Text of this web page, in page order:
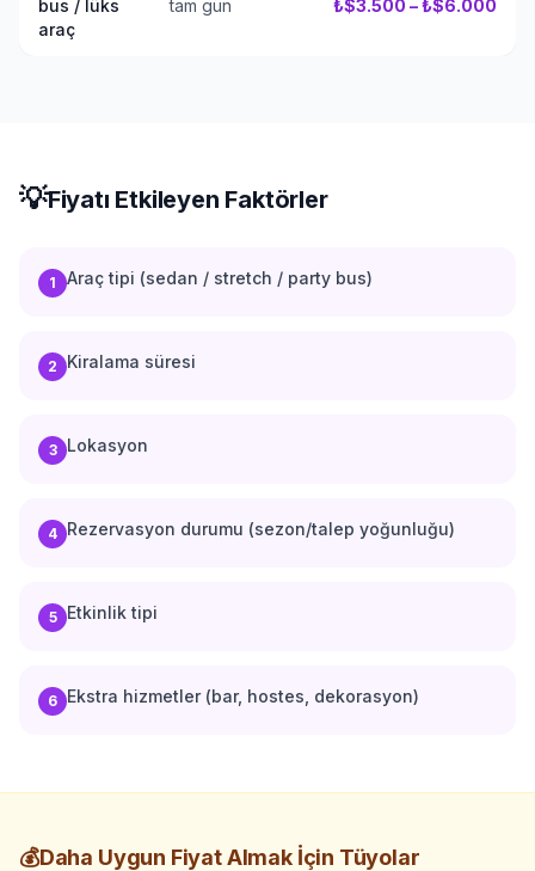
bus / lüks
araç
tam gün ₺$3.500 – ₺$6.000
💡Fiyatı Etkileyen Faktörler
1 Araç tipi (sedan / stretch / party bus)
2 Kiralama süresi
3 Lokasyon
4 Rezervasyon durumu (sezon/talep yoğunluğu)
5 Etkinlik tipi
6 Ekstra hizmetler (bar, hostes, dekorasyon)
💰Daha Uygun Fiyat Almak İçin Tüyolar